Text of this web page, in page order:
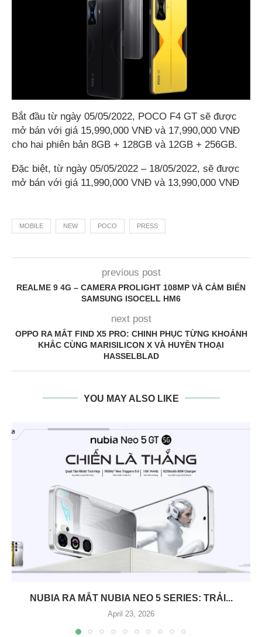
Bắt đầu từ ngày 05/05/2022, POCO F4 GT sẽ được
mở bán với giá 15,990,000 VNĐ và 17,990,000 VNĐ
cho hai phiên bản 8GB + 128GB và 12GB + 256GB.
Đặc biệt, từ ngày 05/05/2022 – 18/05/2022, sẽ được
mở bán với giá 11,990,000 VNĐ và 13,990,000 VNĐ
MOBILE NEW POCO PRESS
previous post
REALME 9 4G – CAMERA PROLIGHT 108MP VÀ CẢM BIẾN
SAMSUNG ISOCELL HM6
next post
OPPO RA MẮT FIND X5 PRO: CHINH PHỤC TỪNG KHOẢNH
KHẮC CÙNG MARISILICON X VÀ HUYỀN THOẠI
HASSELBLAD
YOU MAY ALSO LIKE
NUBIA RA MẮT NUBIA NEO 5 SERIES: TRẢI...
April 23, 2026